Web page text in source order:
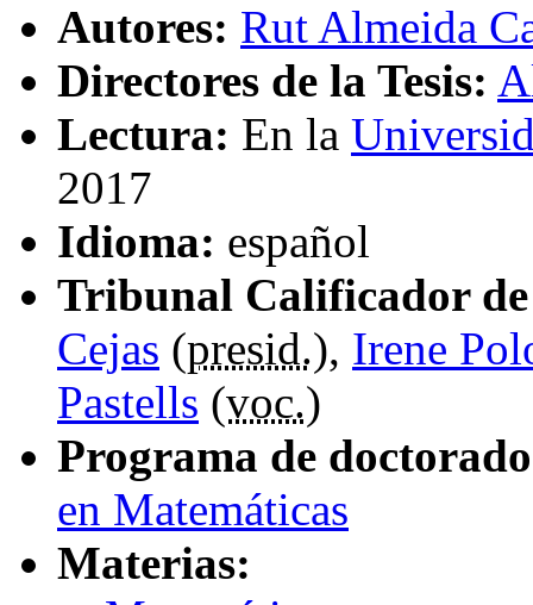
Autores: Rut Almeida
Directores de la Tesis:
Lectura: En la
2017
Idioma: español
Tribunal Calificador de
Cejas (presid.), Irene
Pastells (voc.)
Programa de
en Matemáticas
Materias: